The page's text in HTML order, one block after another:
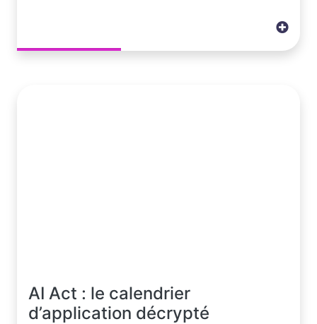
AI Act : le calendrier
d’application décrypté